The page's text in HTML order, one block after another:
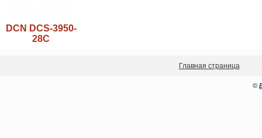
DCN DCS-3950-
28C
Главная страница
©